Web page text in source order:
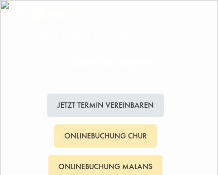
JETZT TERMIN VEREINBAREN
ONLINEBUCHUNG CHUR
ONLINEBUCHUNG MALANS